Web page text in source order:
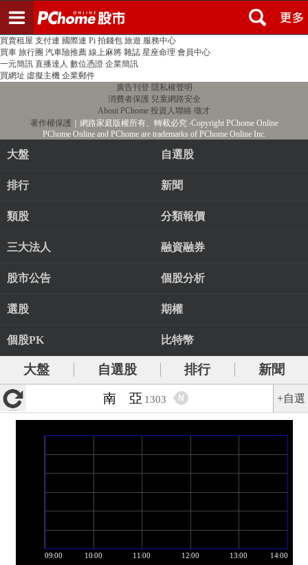
PChome首頁 線上購物 24h購物 書店
買賣租屋 支付連 國際連 Pi 拍錢包 旅遊 服務中心
買車 旅行團 汽車險推薦 線上麻將 雜誌 星座命理 會員中心
一元簡訊 直播達人 數位憑證 企業簡訊
買網址 虛擬主機 企業郵件
廣告刊登 隱私權聲明
消費者保護 兒童網路安全
About PChome 投資人聯絡 徵才
著作權保護 ｜網路家庭版權所有、轉載必究‧Copyright PChome Online
PChome Online and PChome are trademarks of PChome Online Inc.
大盤 自選股
排行 新聞
類股 分類報價
三大法人 融資融券
股市公告 個股分析
選股 期權
個股PK 比特幣
大盤 自選股 排行
新聞
南 亞 1303 N +自選